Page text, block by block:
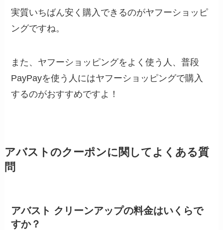
実質いちばん安く購入できるのがヤフーショッピ
ングですね。
また、ヤフーショッピングをよく使う人、普段
PayPayを使う人にはヤフーショッピングで購入
するのがおすすめですよ！
アバストのクーポンに関してよくある質
問
アバスト クリーンアップの料金はいくらで
すか？